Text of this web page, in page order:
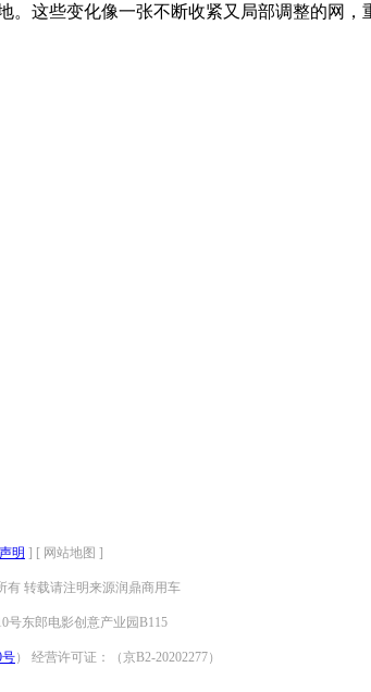
这些变化像一张不断收紧又局部调整的网，
明 ] [ 网站地图 ]
有 转载请注明来源润鼎商用车
号东郎电影创意产业园B115
号） 经营许可证：（京B2-20202277）